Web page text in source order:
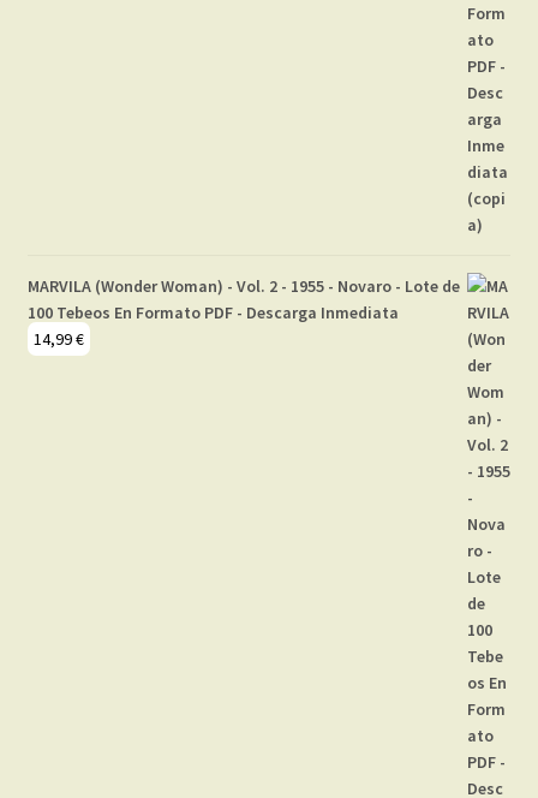
MARVILA (Wonder Woman) - Vol. 2 - 1955 - Novaro - Lote de
100 Tebeos En Formato PDF - Descarga Inmediata
14,99€